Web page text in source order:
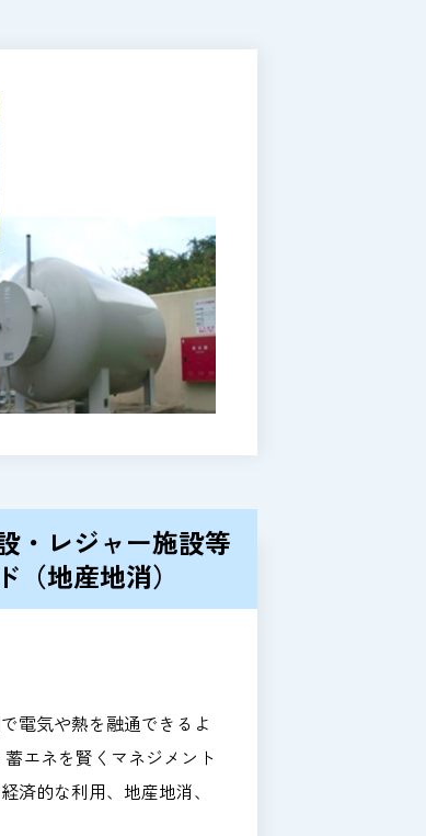
・レジャー施設等
（地産地消）
電気や熱を融通できるよ
エネを賢くマネジメント
済的な利用、地産地消、